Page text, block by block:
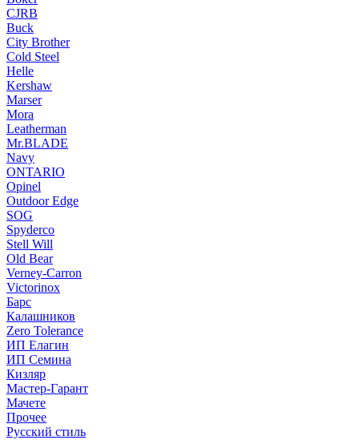
CJRB
Buck
City Brother
Cold Steel
Helle
Kershaw
Marser
Mora
Leatherman
Mr.BLADE
Navy
ONTARIO
Opinel
Outdoor Edge
SOG
Spyderco
Stell Will
Old Bear
Verney-Carron
Victorinox
Барс
Калашников
Zero Tolerance
ИП Елагин
ИП Семина
Кизляр
Мастер-Гарант
Мачете
Прочее
Русский стиль